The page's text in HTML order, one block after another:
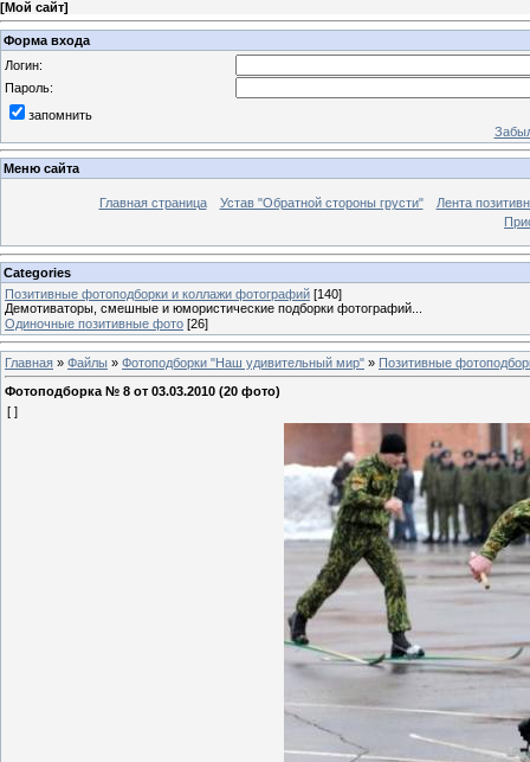
[Мой сайт]
Форма входа
Логин:
Пароль:
запомнить
Меню сайта
Главная страница Устав "Обратной стороны грусти"
Лента
Categories
Позитивные фотоподборки и коллажи фотографий [140]
Демотиваторы, смешные и юмористические подборки фотографий...
Одиночные позитивные фото [26]
Главная » Файлы » Фотоподборки "Наш удивительный мир" » Позитивные
Фотоподборка № 8 от 03.03.2010 (20 фото)
[ ]